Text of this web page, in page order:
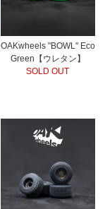
OAKwheels "BOWL" Eco
Green【ウレタン】
SOLD OUT